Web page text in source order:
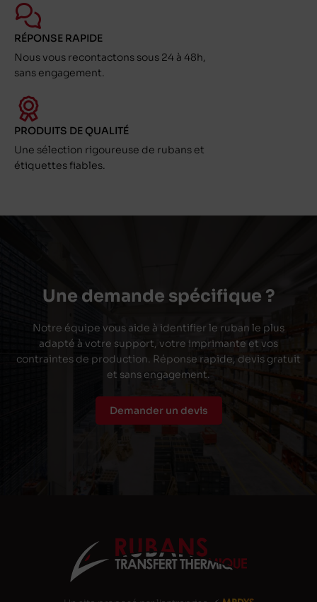
RÉPONSE RAPIDE
Nous vous recontactons sous 24 à 48h,
sans engagement.
PRODUITS DE QUALITÉ
Une sélection rigoureuse de rubans et
étiquettes fiables.
Une demande spécifique ?
Notre équipe vous aide à identifier le ruban le plus
adapté à votre support, votre imprimante et vos
contraintes de production. Réponse rapide, devis gratuit
et sans engagement.
Demander un devis